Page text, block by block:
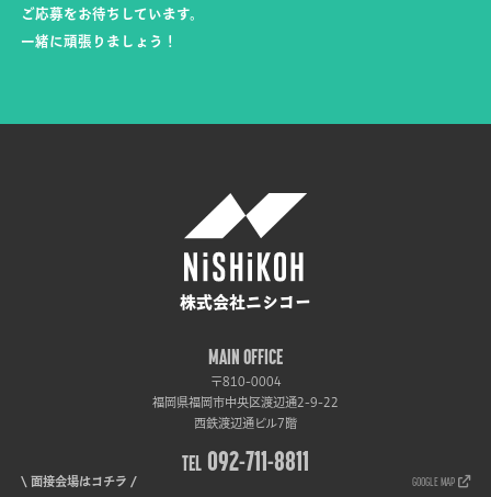
ご応募をお待ちしています。
一緒に頑張りましょう！
株式会社ニシコー
MAIN OFFICE
〒810-0004
福岡県福岡市中央区渡辺通2-9-22
西鉄渡辺通ビル7階
TEL 092-711-8811
\ 面接会場はコチラ / GOOGLE MAP